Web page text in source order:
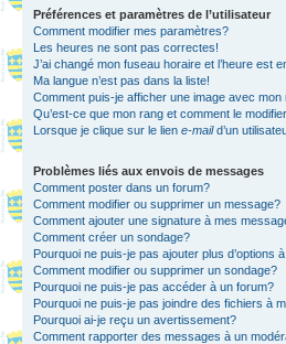
Préférences et paramètres de l’utilisateur
Comment modifier mes paramètres?
Les heures ne sont pas correctes!
J’ai changé mon fuseau horaire et l’heure est
Ma langue n’est pas dans la liste!
Comment puis-je afficher une image avec mon
Qu’est-ce que mon rang et comment le
Lorsque je clique sur le lien e-maild’un
Problèmes liés aux envois de messages
Comment poster dans un forum?
Comment modifier ou supprimer un message?
Comment ajouter une signature à mes
Comment créer un sondage?
Pourquoi ne puis-je pas ajouter plus d’options
Comment modifier ou supprimer un sondage?
Pourquoi ne puis-je pas accéder à un forum?
Pourquoi ne puis-je pas joindre des fichiers à
Pourquoi ai-je reçu un avertissement?
Comment rapporter des messages à un